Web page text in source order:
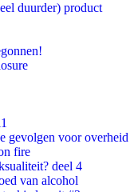
duurder) product
gevolgen voor overheid
fire
deel 4
van alcohol